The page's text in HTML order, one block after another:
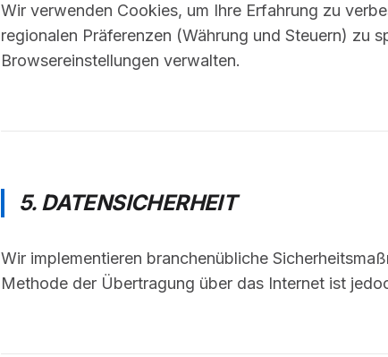
Wir verwenden Cookies, um Ihre Erfahrung zu
regionalen Präferenzen (Währung und Steuern) zu
Browsereinstellungen verwalten.
5. DATENSICHERHEIT
Wir implementieren branchenübliche
Methode der Übertragung über das Internet ist